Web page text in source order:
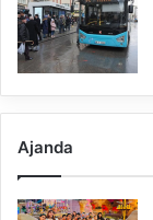
Ajanda